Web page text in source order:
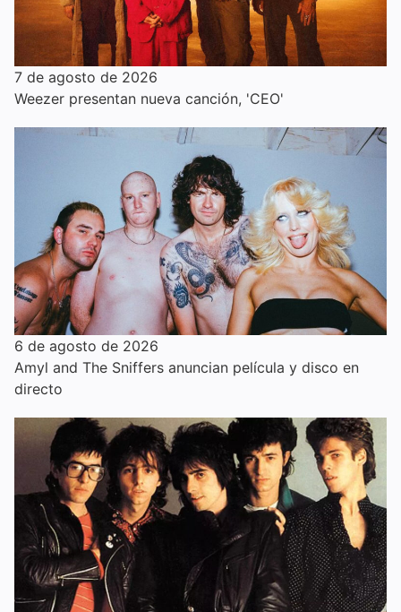
7 de agosto de 2026
Weezer presentan nueva canción, 'CEO'
6 de agosto de 2026
Amyl and The Sniffers anuncian película y disco en
directo